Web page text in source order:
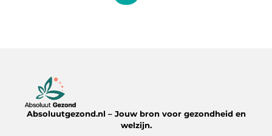
Absoluutgezond.nl – Jouw bron voor gezondheid en
welzijn.